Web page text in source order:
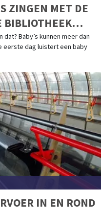
ZINGEN MET DE
BIBLIOTHEEK
dat? Baby’s kunnen meer dan
eerste dag luistert een baby
IN EN ROND